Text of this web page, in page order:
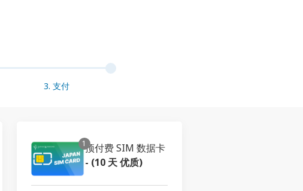
3. 支付
1预付费 SIM 数据卡
- (10 天 优质)